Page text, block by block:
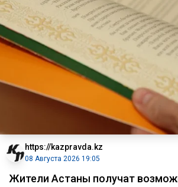
https://kazpravda.kz
08 Августа 2026 19:05
Жители Астаны получат